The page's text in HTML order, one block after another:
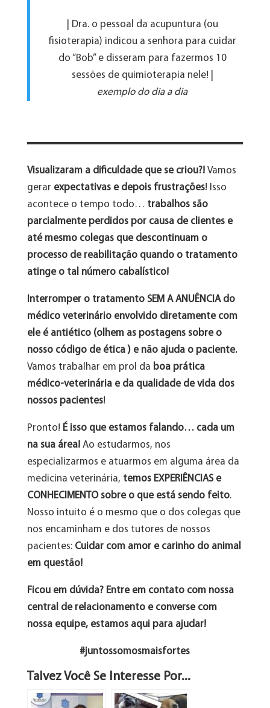
| Dra. o pessoal da acupuntura (ou
fisioterapia) indicou a senhora para cuidar
do “Bob” e disseram para fazermos 10
sessões de quimioterapia nele! |
exemplo do dia a dia
Visualizaram a dificuldade que se criou?! Vamos
gerar expectativas e depois frustrações! Isso
acontece o tempo todo… trabalhos são
parcialmente perdidos por causa de clientes e
até mesmo colegas que descontinuam o
processo de reabilitação quando o tratamento
atinge o tal número cabalístico!
Interromper o tratamento SEM A ANUÊNCIA do
médico veterinário envolvido diretamente com
ele é antiético (olhem as postagens sobre o
nosso código de ética ) e não ajuda o paciente.
Vamos trabalhar em prol da boa prática
médico-veterinária e da qualidade de vida dos
nossos pacientes!
Pronto! É isso que estamos falando… cada um
na sua área!Ao estudarmos, nos
especializarmos e atuarmos em alguma área da
medicina veterinária, temos EXPERIÊNCIAS e
CONHECIMENTO sobre o que está sendo feito.
Nosso intuito é o mesmo que o dos colegas que
nos encaminham e dos tutores de nossos
pacientes: Cuidar com amor e carinho do animal
em questão!
Ficou em dúvida? Entre em contato com nossa
central de relacionamento e converse com
nossa equipe, estamos aqui para ajudar!
#juntossomosmaisfortes
Talvez Você Se Interesse Por...